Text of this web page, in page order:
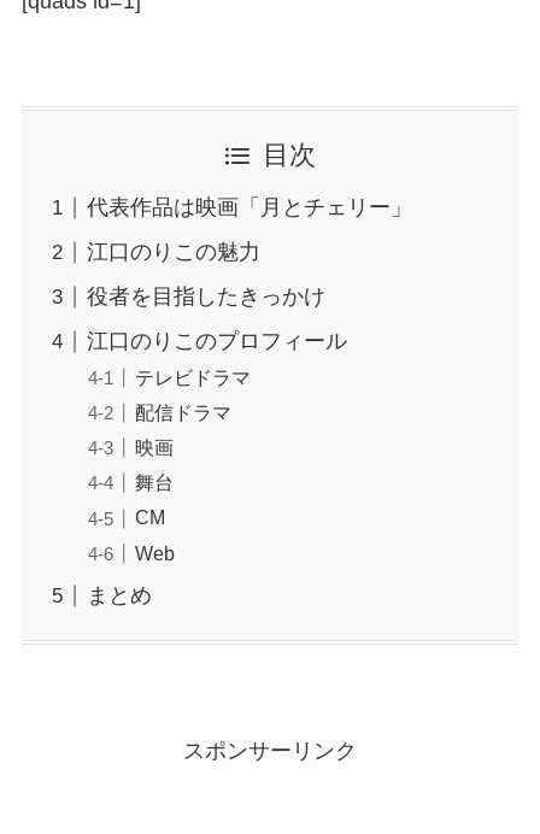
目次
代表作品は映画「月とチェリー」
江口のりこの魅力
役者を目指したきっかけ
江口のりこのプロフィール
テレビドラマ
配信ドラマ
映画
舞台
CM
Web
まとめ
スポンサーリンク